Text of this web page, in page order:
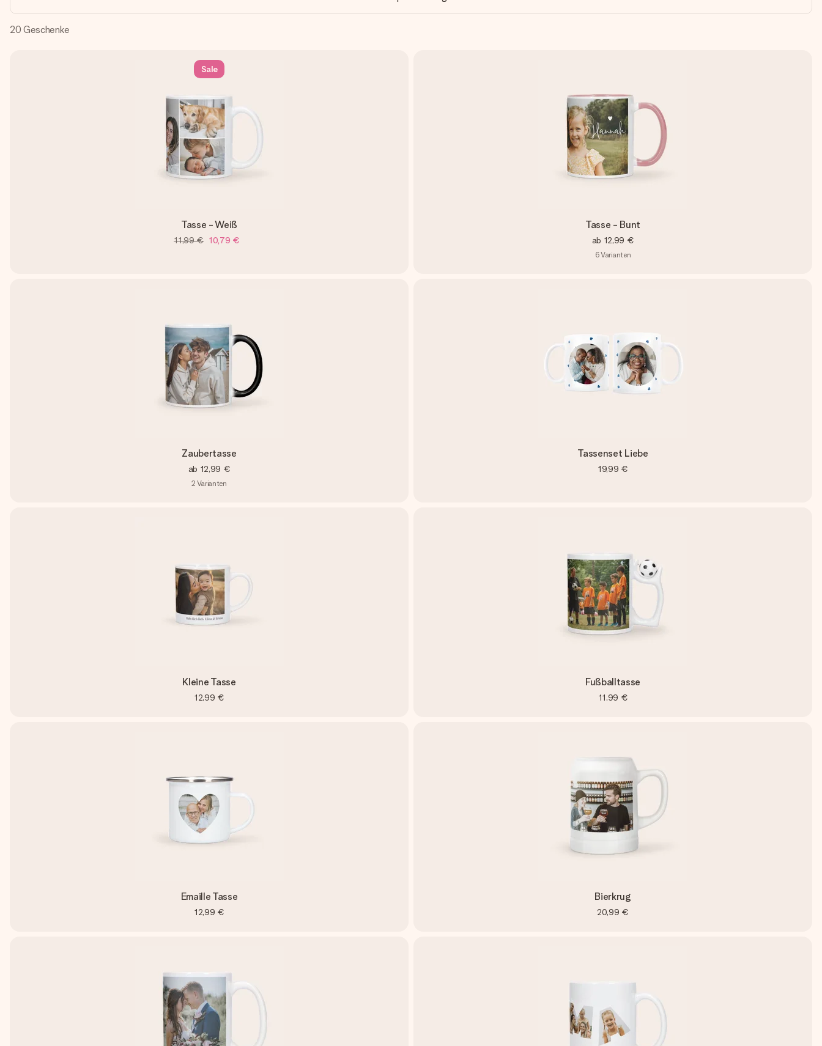
20 Geschenke
Sale
Tasse - Weiß
11,99 € 10,79 €
Tasse - Bunt
ab 12,99 €
6Varianten
Zaubertasse
ab 12,99 €
2 Varianten
Tassenset Liebe
19,99 €
Kleine Tasse
12,99 €
Fußballtasse
11,99 €
Emaille Tasse
12,99 €
Bierkrug
20,99 €